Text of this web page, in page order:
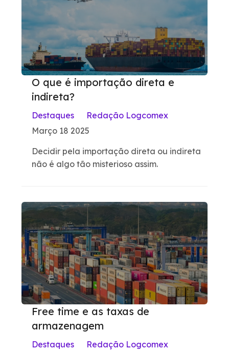
O que é importação direta e
indireta?
Destaques
Redação Logcomex
Março 18 2025
Decidir pela importação direta ou indireta
não é algo tão misterioso assim.
Free time e as taxas de
armazenagem
Destaques
Redação Logcomex